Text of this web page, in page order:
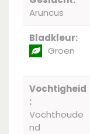
Aruncus
Bladkleur:
Groen
Vochtigheid
:
Vochthoude
nd